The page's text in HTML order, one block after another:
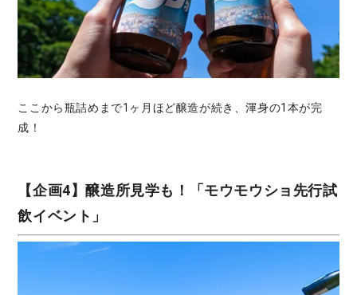
ここから瓶詰めまで1ヶ月ほど醸造が続き、渾身の1本が完
成！
【企画4】醸造所見学も！「モウモウショ先行試
飲イベント」